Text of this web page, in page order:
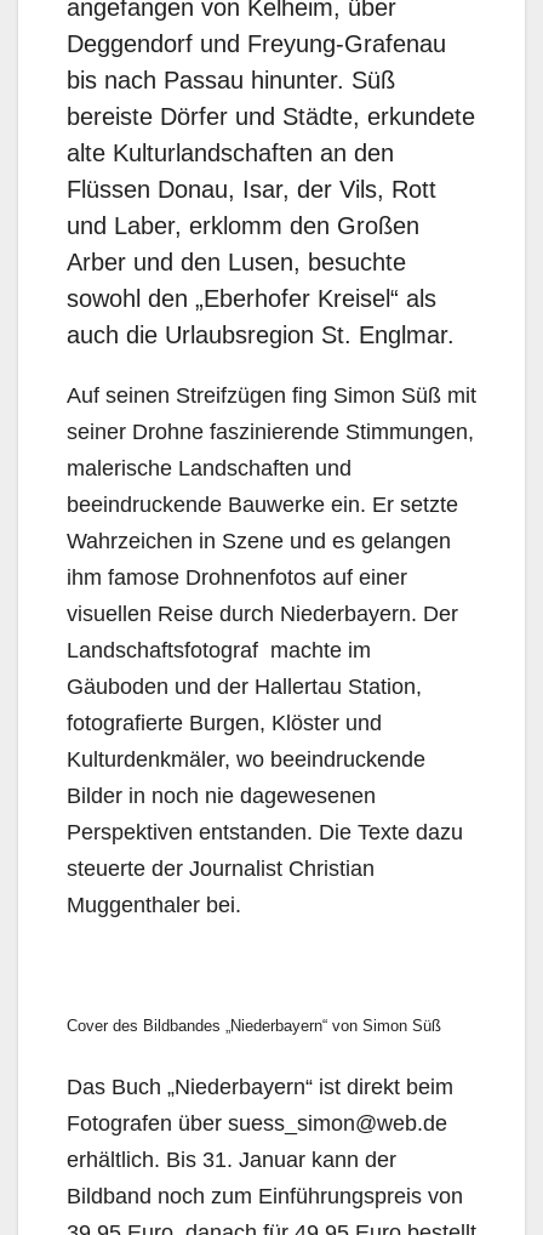
angefangen von Kelheim, über
Deggendorf und Freyung-Grafenau
bis nach Passau hinunter. Süß
bereiste Dörfer und Städte, erkundete
alte Kulturlandschaften an den
Flüssen Donau, Isar, der Vils, Rott
und Laber, erklomm den Großen
Arber und den Lusen, besuchte
sowohl den „Eberhofer Kreisel“ als
auch die Urlaubsregion St. Englmar.
Auf seinen Streifzügen fing Simon Süß mit
seiner Drohne faszinierende Stimmungen,
malerische Landschaften und
beeindruckende Bauwerke ein. Er setzte
Wahrzeichen in Szene und es gelangen
ihm famose Drohnenfotos auf einer
visuellen Reise durch Niederbayern. Der
Landschaftsfotograf machte im
Gäuboden und der Hallertau Station,
fotografierte Burgen, Klöster und
Kulturdenkmäler, wo beeindruckende
Bilder in noch nie dagewesenen
Perspektiven entstanden. Die Texte dazu
steuerte der Journalist Christian
Muggenthaler bei.
Cover des Bildbandes „Niederbayern“ von Simon Süß
Das Buch „Niederbayern“ ist direkt beim
Fotografen über suess_simon@web.de
erhältlich. Bis 31. Januar kann der
Bildband noch zum Einführungspreis von